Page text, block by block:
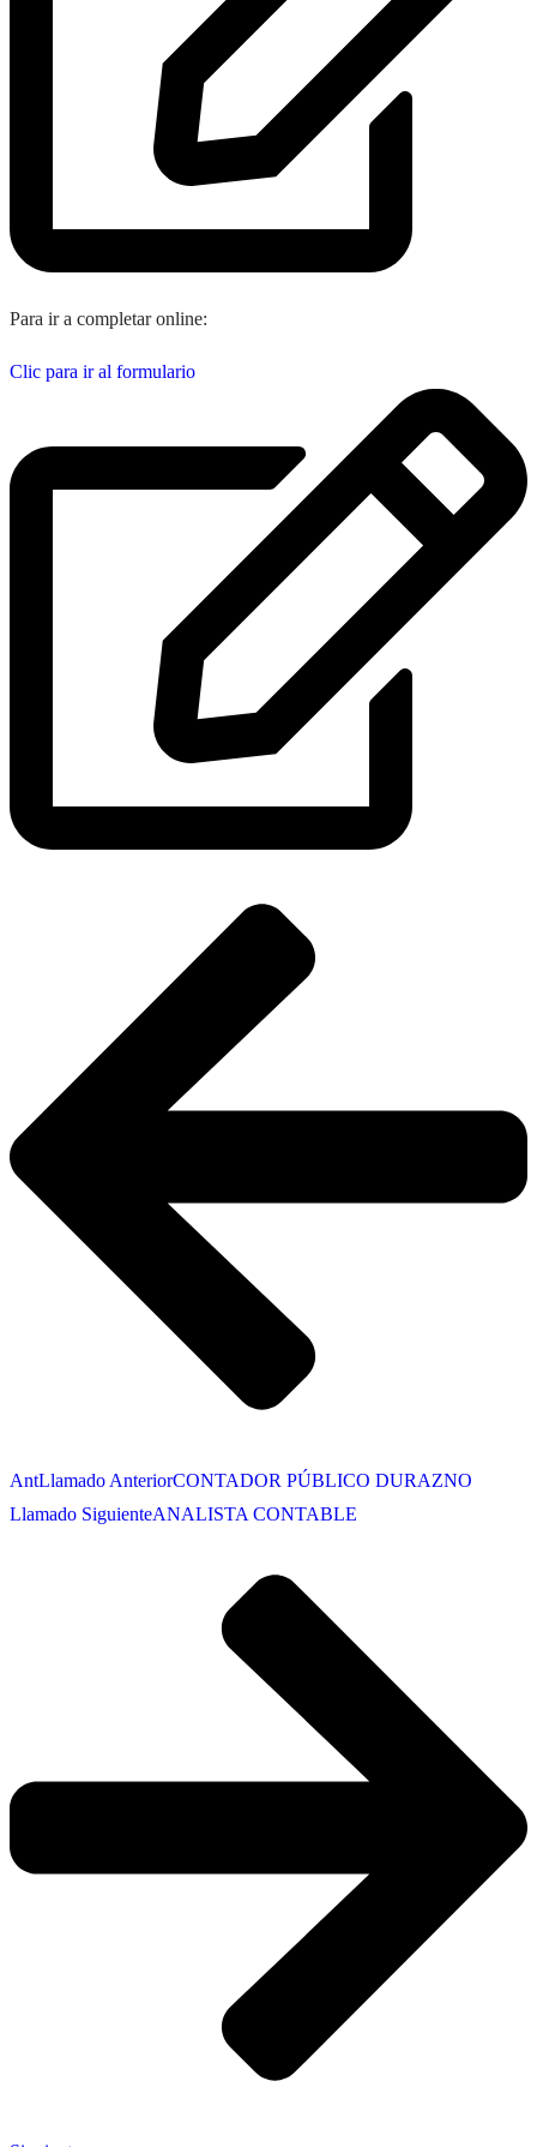
Para ir a completar online:
Clic para ir al formulario
AntLlamado AnteriorCONTADOR PÚBLICO DURAZNO
Llamado SiguienteANALISTA CONTABLE